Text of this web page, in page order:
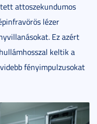
attoszekundumos
lézer
Ez azért
keltik a
fényimpulzusokat